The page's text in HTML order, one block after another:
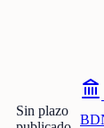
Sin plazo